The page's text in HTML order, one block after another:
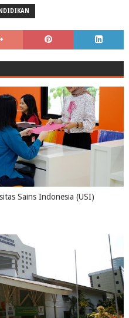
Sains Indonesia (USI)